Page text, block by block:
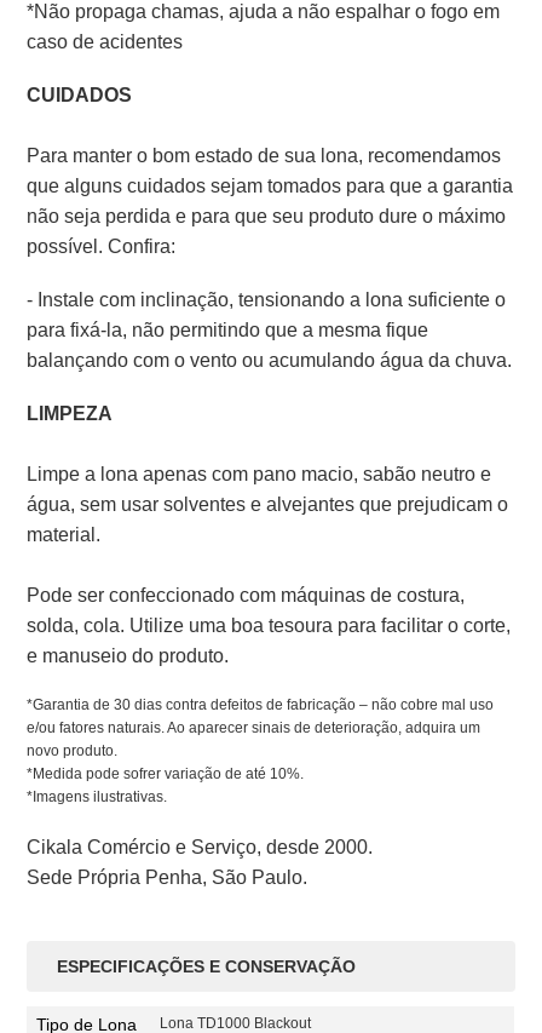
*Não propaga chamas, ajuda a não espalhar o fogo em
caso de acidentes
CUIDADOS
Para manter o bom estado de sua lona, recomendamos
que alguns cuidados sejam tomados para que a garantia
não seja perdida e para que seu produto dure o máximo
possível. Confira:
- Instale com inclinação, tensionando a lona suficiente o
para fixá-la, não permitindo que a mesma fique
balançando com o vento ou acumulando água da chuva.
LIMPEZA
Limpe a lona apenas com pano macio, sabão neutro e
água, sem usar solventes e alvejantes que prejudicam o
material.
Pode ser confeccionado com máquinas de costura,
solda, cola. Utilize uma boa tesoura para facilitar o corte,
e manuseio do produto.
*Garantia de 30 dias contra defeitos de fabricação – não cobre mal uso
e/ou fatores naturais. Ao aparecer sinais de deterioração, adquira um
novo produto.
*Medida pode sofrer variação de até 10%.
*Imagens ilustrativas.
Cikala Comércio e Serviço, desde 2000.
Sede Própria Penha, São Paulo.
ESPECIFICAÇÕES E CONSERVAÇÃO
Tipo de Lona Lona TD1000 Blackout